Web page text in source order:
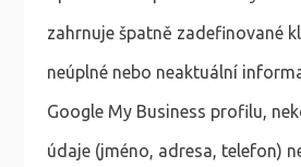
zahrnuje špatně zadefinované
neúplné nebo neaktuální
Google My Business profilu,
údaje (jméno, adresa, telefon)